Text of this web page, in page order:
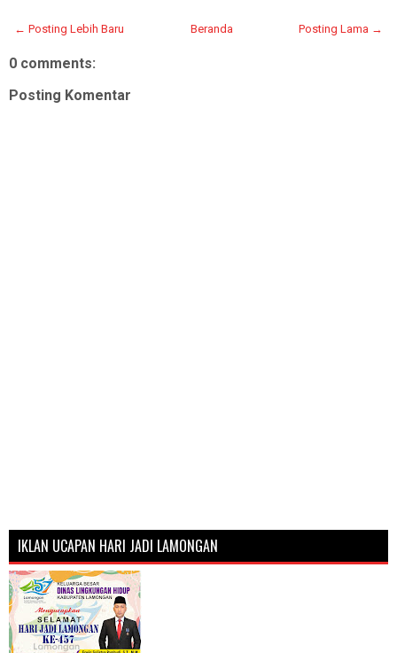
← Posting Lebih Baru Posting Lama →
Beranda
0 comments:
Posting Komentar
IKLAN UCAPAN HARI JADI LAMONGAN